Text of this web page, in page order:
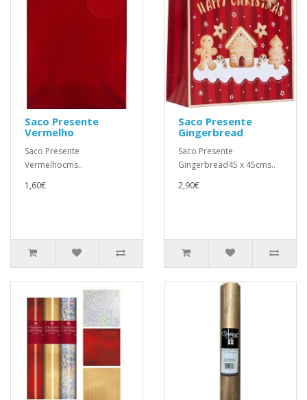
Saco Presente
Vermelho
Saco Presente
Vermelhocms..
1,60€
Saco Presente
Gingerbread
Saco Presente
Gingerbread45 x 45cms..
2,90€